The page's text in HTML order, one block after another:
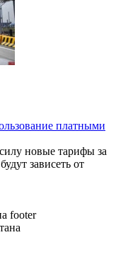
платными
новые тарифы за
зависеть от